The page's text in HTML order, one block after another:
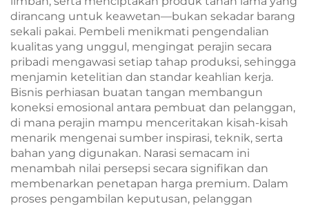
dirancang untuk keawetan—bukan sekadar barang
sekali pakai. Pembeli menikmati pengendalian
kualitas yang unggul, mengingat perajin secara
pribadi mengawasi setiap tahap produksi, sehingga
menjamin ketelitian dan standar keahlian kerja.
Bisnis perhiasan buatan tangan membangun
koneksi emosional antara pembuat dan pelanggan,
di mana perajin mampu menceritakan kisah-kisah
menarik mengenai sumber inspirasi, teknik, serta
bahan yang digunakan. Narasi semacam ini
menambah nilai persepsi secara signifikan dan
membenarkan penetapan harga premium. Dalam
proses pengambilan keputusan, pelanggan